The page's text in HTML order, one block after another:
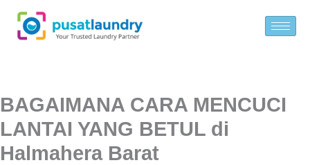
content
BAGAIMANA CARA MENCUCI
LANTAI YANG BETUL di
Halmahera Barat